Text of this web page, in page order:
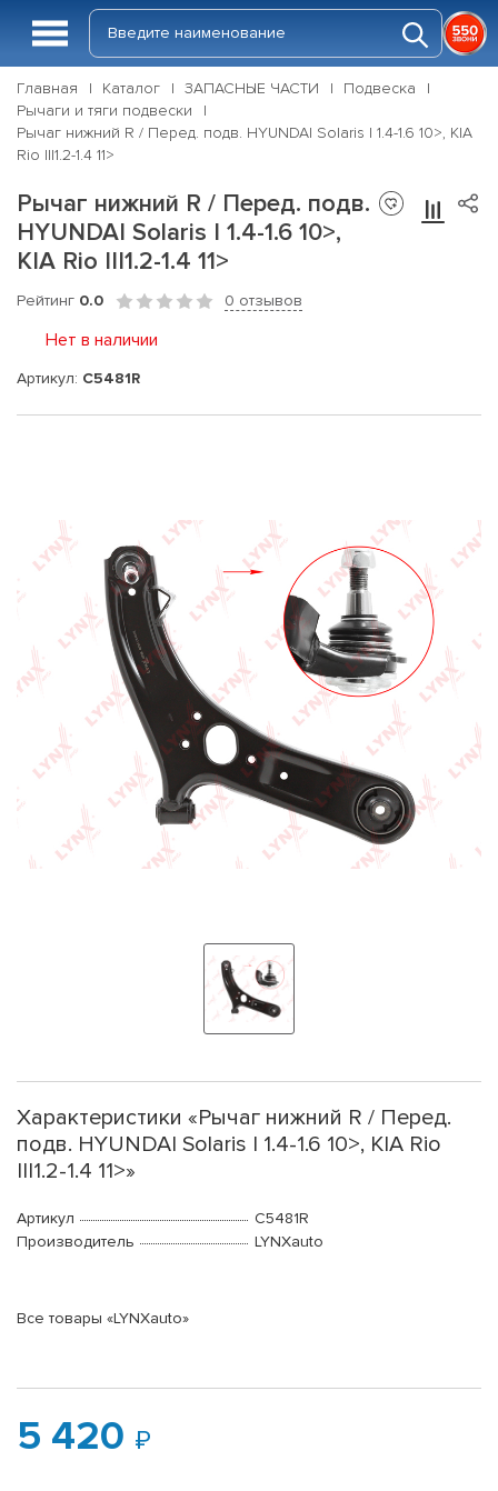
Главная Каталог ЗАПАСНЫЕ ЧАСТИ
Подвеска
Рычаги и тяги подвески
Рычаг нижний R / Перед. подв. HYUNDAI Solaris I 1.4-1.6 10>, KIA
Rio III1.2-1.4 11>
Рычаг нижний R / Перед. подв.
HYUNDAI Solaris I 1.4-1.6 10>,
KIA Rio III1.2-1.4 11>
Рейтинг 0.0 0 отзывов
Нет в наличии
Артикул: C5481R
Характеристики «Рычаг нижний R / Перед.
подв. HYUNDAI Solaris I 1.4-1.6 10>, KIA Rio
III1.2-1.4 11>»
Артикул
C5481R
Производитель
LYNXauto
Все товары «LYNXauto»
5 420